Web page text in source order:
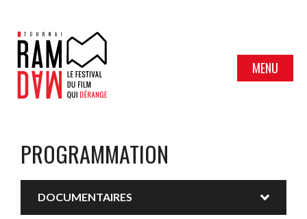
MENU
PROGRAMMATION
DOCUMENTAIRES